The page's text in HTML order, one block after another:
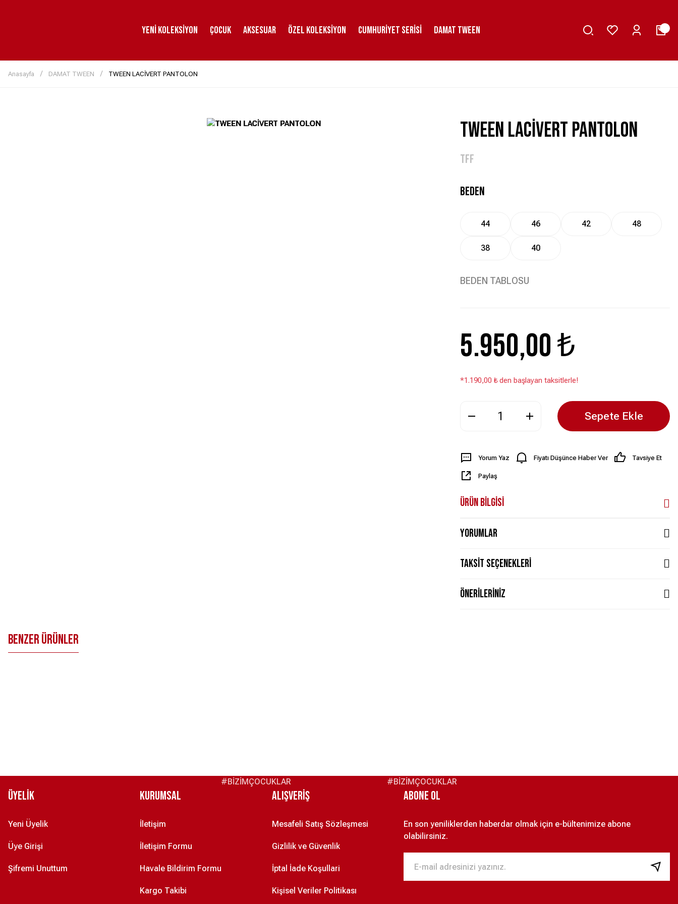
Yeni Koleksiyon Çocuk Aksesuar Özel Koleksiyon Cumhuriyet Serisi DAMAT TWEEN
Anasayfa DAMAT TWEEN TWEEN LACİVERT PANTOLON
TWEEN LACİVERT PANTOLON
TFF
BEDEN
44 46 42 48
38 40
BEDEN TABLOSU
5.950,00 ₺
*1.190,00 ₺ den başlayan taksitlerle!
Sepete Ekle
Yorum Yaz Fiyatı Düşünce Haber Ver Tavsiye Et
Paylaş
Ürün Bilgisi
Yorumlar
Taksit Seçenekleri
Önerileriniz
Benzer Ürünler
24.950,00 ₺ 4.950,00 ₺ 1.250,00 ₺ 5.450,00 ₺
#BİZİMÇOCUKLAR #BİZİMÇOCUKLAR
Üyelik
Yeni Üyelik
Üye Girişi
Şifremi Unuttum
Kurumsal
İletişim
İletişim Formu
Havale Bildirim Formu
Kargo Takibi
Alışveriş
Mesafeli Satış Sözleşmesi
Gizlilik ve Güvenlik
İptal İade Koşullari
Kişisel Veriler Politikası
ABONE OL
En son yeniliklerden haberdar olmak için e-bültenimize abone
olabilirsiniz.